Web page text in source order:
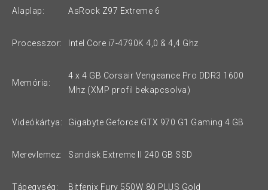
Alaplap: AsRock Z97 Extreme 6
Processzor: Intel Core i7-4790K 4,0 & 4,4 Ghz
Memória:
4 x 4 GB Corsair Vengeance Pro DDR3 1600
Mhz (XMP profil bekapcsolva)
Videókártya: Gigabyte Geforce GTX 970 G1 Gaming 4 GB
Merevlemez: Sandisk Extreme II 240 GB SSD
Tápegység: Bitfenix Fury 550W 80 PLUS Gold